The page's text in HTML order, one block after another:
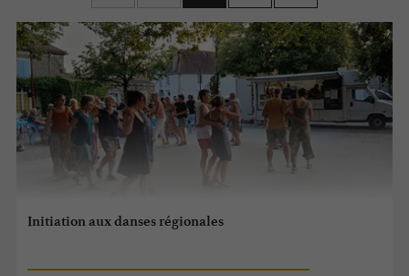
Initiation aux danses régionales